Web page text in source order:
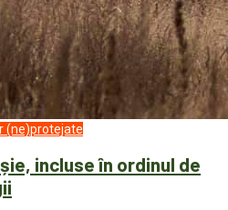
(ne)protejate
incluse în ordinul de